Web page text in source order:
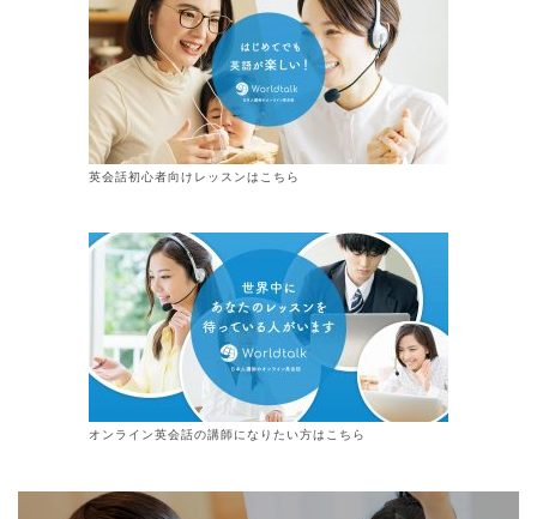
英会話初心者向けレッスンはこちら
オンライン英会話の講師になりたい方はこちら